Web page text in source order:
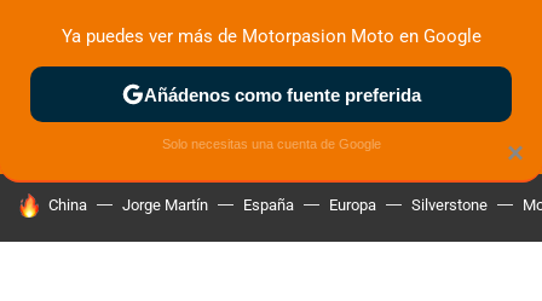
ZONA DE PRUEBAS DEPORTIVAS MOTOS ELÉCTRICAS
HOY SE HABLA DE
China Jorge Martín España Europa Silverstone
×
Ya puedes ver más de Motorpasion Moto en Google
Añádenos como fuente preferida
Solo necesitas una cuenta de Google